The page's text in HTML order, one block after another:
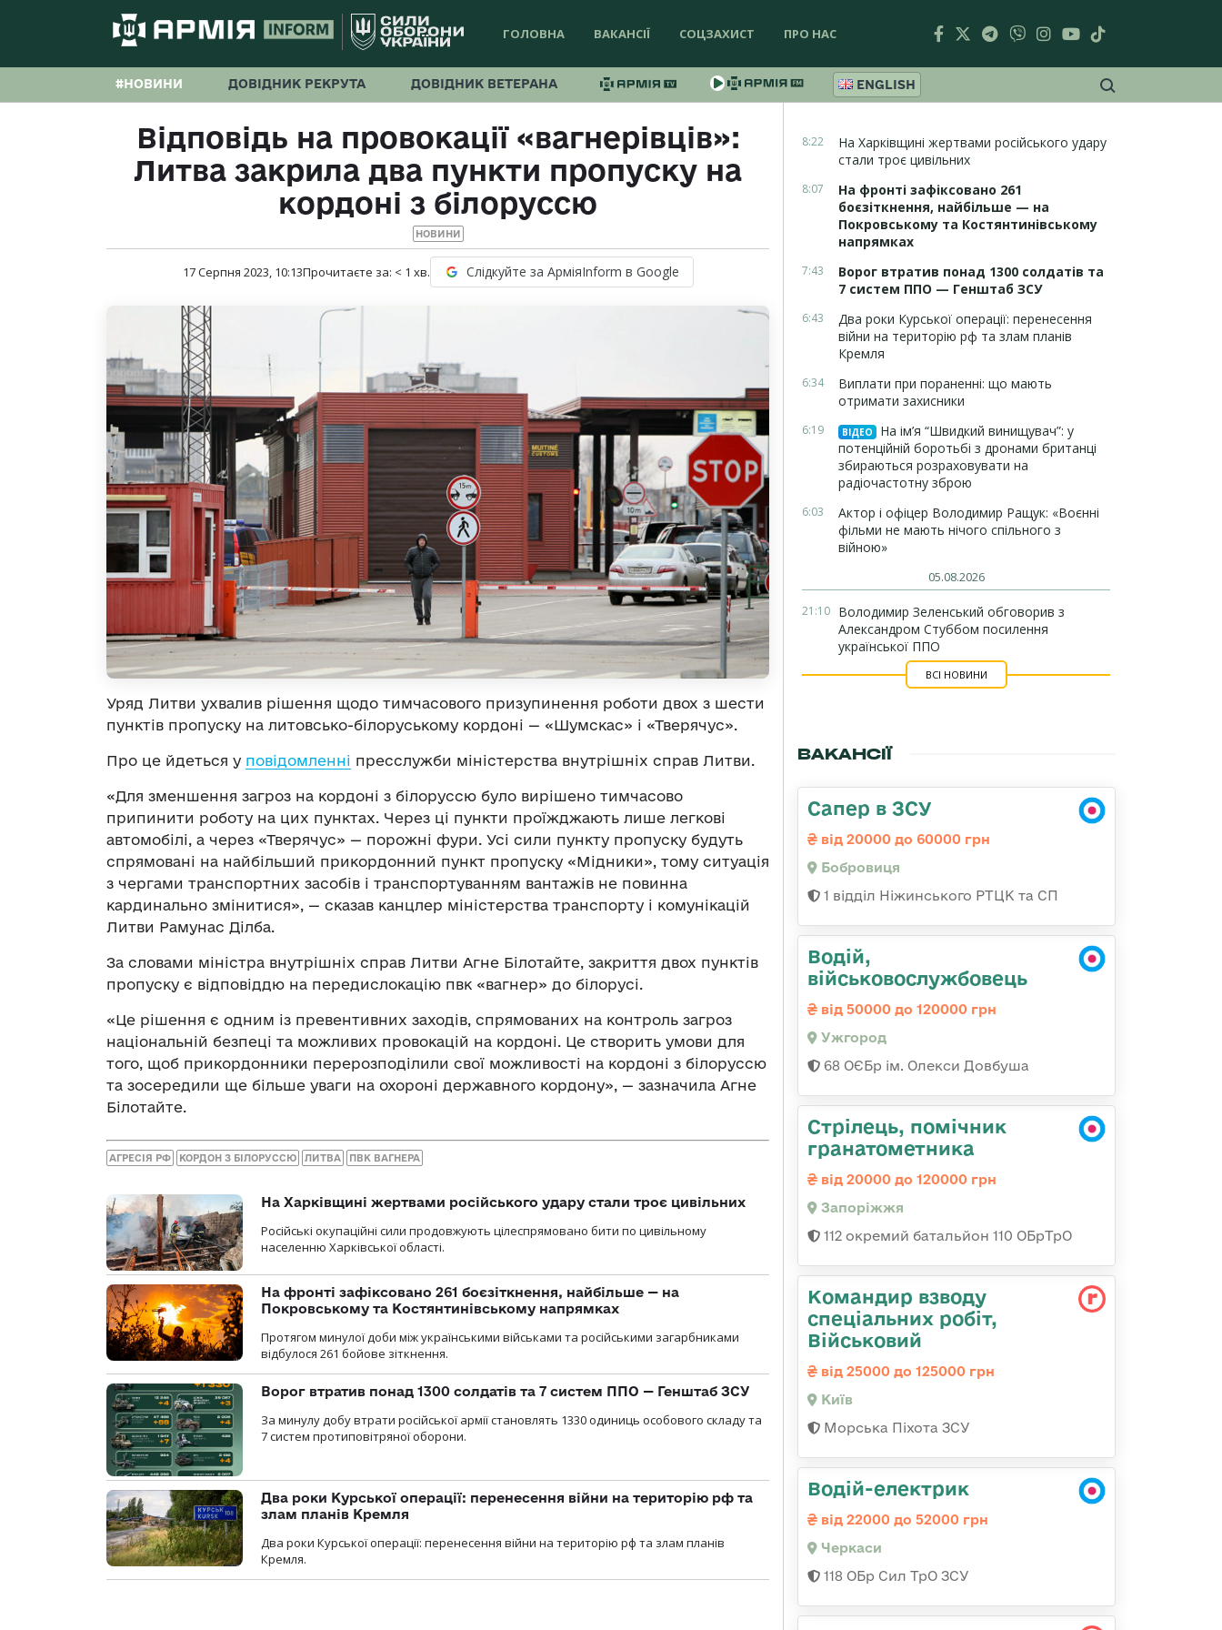
ГОЛОВНА ВАКАНСІЇ СОЦЗАХИСТ ПРО НАС
#НОВИНИ ДОВІДНИК РЕКРУТА ДОВІДНИК ВЕТЕРАНА ENGLISH
Відповідь на провокації «вагнерівців»:
Литва закрила два пункти пропуску на
кордоні з білоруссю
НОВИНИ
17 Серпня 2023, 10:13Прочитаєте за: < 1 хв. Слідкуйте за АрміяInform в Google
Уряд Литви ухвалив рішення щодо тимчасового призупинення роботи двох з шести
пунктів пропуску на литовсько-білоруському кордоні — «Шумскас» і «Тверячус».
Про це йдеться у повідомленні пресслужби міністерства внутрішніх справ Литви.
«Для зменшення загроз на кордоні з білоруссю було вирішено тимчасово
припинити роботу на цих пунктах. Через ці пункти проїжджають лише легкові
автомобілі, а через «Тверячус» — порожні фури. Усі сили пункту пропуску будуть
спрямовані на найбільший прикордонний пункт пропуску «Мідники», тому ситуація
з чергами транспортних засобів і транспортуванням вантажів не повинна
кардинально змінитися», — сказав канцлер міністерства транспорту і комунікацій
Литви Рамунас Ділба.
За словами міністра внутрішніх справ Литви Агне Білотайте, закриття двох пунктів
пропуску є відповіддю на передислокацію пвк «вагнер» ​​до білорусі.
«Це рішення є одним із превентивних заходів, спрямованих на контроль загроз
національній безпеці та можливих провокацій на кордоні. Це створить умови для
того, щоб прикордонники перерозподілили свої можливості на кордоні з білоруссю
та зосередили ще більше уваги на охороні державного кордону», — зазначила Агне
Білотайте.
АГРЕСІЯ РФ КОРДОН З БІЛОРУССЮ ЛИТВА ПВК ВАГНЕРА
На Харківщині жертвами російського удару стали троє цивільних
Російські окупаційні сили продовжують цілеспрямовано бити по цивільному
населенню Харківської області.
На фронті зафіксовано 261 боєзіткнення, найбільше — на
Покровському та Костянтинівському напрямках
Протягом минулої доби між українськими військами та російськими загарбниками
відбулося 261 бойове зіткнення.
Ворог втратив понад 1300 солдатів та 7 систем ППО — Генштаб ЗСУ
За минулу добу втрати російської армії становлять 1330 одиниць особового складу та
7 систем протиповітряної оборони.
Два роки Курської операції: перенесення війни на територію рф та
злам планів Кремля
Два роки Курської операції: перенесення війни на територію рф та злам планів
Кремля.
8:22
На Харківщині жертвами російського удару
стали троє цивільних
8:07
На фронті зафіксовано 261
боєзіткнення, найбільше — на
Покровському та Костянтинівському
напрямках
7:43
Ворог втратив понад 1300 солдатів та
7 систем ППО — Генштаб ЗСУ
6:43
Два роки Курської операції: перенесення
війни на територію рф та злам планів
Кремля
6:34
Виплати при пораненні: що мають
отримати захисники
6:19 ВІДЕО
На ім’я “Швидкий винищувач”: у
потенційній боротьбі з дронами британці
збираються розраховувати на
радіочастотну зброю
6:03
Актор і офіцер Володимир Ращук: «Воєнні
фільми не мають нічого спільного з
війною»
05.08.2026
21:10 Володимир Зеленський обговорив з
Александром Стуббом посилення
української ППО
ВСІ НОВИНИ
ВАКАНСІЇ
Сапер в ЗСУ
від 20000 до 60000 грн
Бобровиця
1 відділ Ніжинського РТЦК та СП
Водій,
військовослужбовець
від 50000 до 120000 грн
Ужгород
68 ОЄБр ім. Олекси Довбуша
Стрілець, помічник
гранатометника
від 20000 до 120000 грн
Запоріжжя
112 окремий батальйон 110 ОБрТрО
Командир взводу
спеціальних робіт,
Військовий
від 25000 до 125000 грн
Київ
Морська Піхота ЗСУ
Водій-електрик
від 22000 до 52000 грн
Черкаси
118 ОБр Сил ТрО ЗСУ